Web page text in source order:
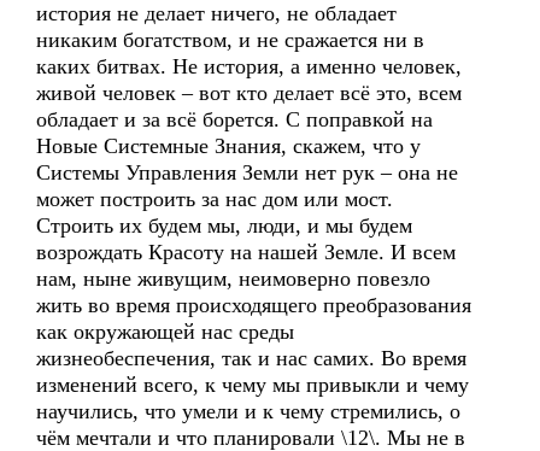
история не делает ничего, не обладает
никаким богатством, и не сражается ни в
каких битвах. Не история, а именно человек,
живой человек – вот кто делает всё это, всем
обладает и за всё борется. С поправкой на
Новые Системные Знания, скажем, что у
Системы Управления Земли нет рук – она не
может построить за нас дом или мост.
Строить их будем мы, люди, и мы будем
возрождать Красоту на нашей Земле. И всем
нам, ныне живущим, неимоверно повезло
жить во время происходящего преобразования
как окружающей нас среды
жизнеобеспечения, так и нас самих. Во время
изменений всего, к чему мы привыкли и чему
научились, что умели и к чему стремились, о
чём мечтали и что планировали \12\. Мы не в